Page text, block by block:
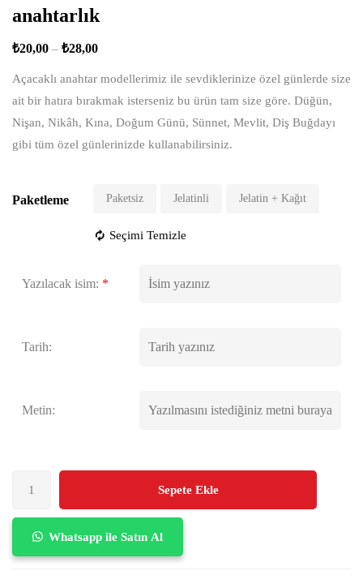
anahtarlık
₺20,00 – ₺28,00
Açacaklı anahtar modellerimiz ile sevdiklerinize özel günlerde size
ait bir hatıra bırakmak isterseniz bu ürün tam size göre. Düğün,
Nişan, Nikâh, Kına, Doğum Günü, Sünnet, Mevlit, Diş Buğdayı
gibi tüm özel günlerinizde kullanabilirsiniz.
Paketleme Paketsiz Jelatinli Jelatin + Kağıt
Seçimi Temizle
Yazılacak isim: *
Tarih:
Metin:
Sepete Ekle
Whatsapp ile Satın Al